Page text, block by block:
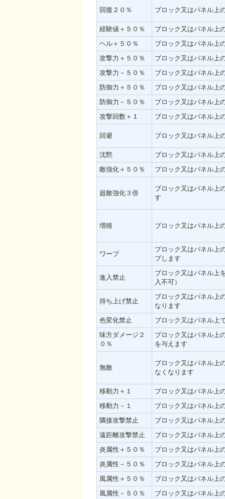
回復２０％ ブロック又はパネル上
経験値＋５０％
ブロック又はパネル上
ヘル＋５０％
ブロック又はパネル上
攻撃力＋５０％
ブロック又はパネル上
攻撃力－５０％
ブロック又はパネル上
防御力＋５０％
ブロック又はパネル上
防御力－５０％
ブロック又はパネル上
攻撃回数＋１
ブロック又はパネル上
回避 ブロック又はパネル上
沈黙
ブロック又はパネル上
敵強化＋５０％
ブロック又はパネル上
超敵強化３倍
ブロック又はパネル上
す
増殖 ブロック又はパネル上
ワープ
ブロック又はパネル上
プします
進入禁止
ブロック又はパネル上
入不可）
持ち上げ禁止
ブロック又はパネル上
なります
色変化禁止
ブロック又はパネル上
味方ダメージ２
０％
ブロック又はパネル上
を与えます
無敵
ブロック又はパネル上
なくなります
移動力＋１
ブロック又はパネル上
移動力－１
ブロック又はパネル上
隣接攻撃禁止
ブロック又はパネル上
遠距離攻撃禁止
ブロック又はパネル上
炎属性＋５０％
ブロック又はパネル上
炎属性－５０％
ブロック又はパネル上
風属性＋５０％
ブロック又はパネル上
風属性－５０％
ブロック又はパネル上